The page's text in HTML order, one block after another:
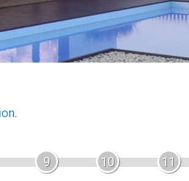
9 10 11